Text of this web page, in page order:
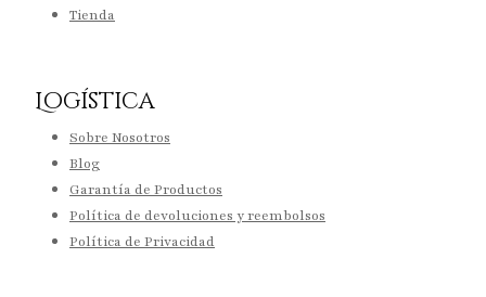
Tienda
Logística
Sobre Nosotros
Blog
Garantía de Productos
Política de devoluciones y reembolsos
Política de Privacidad